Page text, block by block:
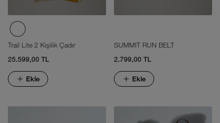
Trail Lite 2 Kişilik Çadır
25.599,00 TL
Ekle
SUMMIT RUN BELT
2.799,00 TL
Ekle